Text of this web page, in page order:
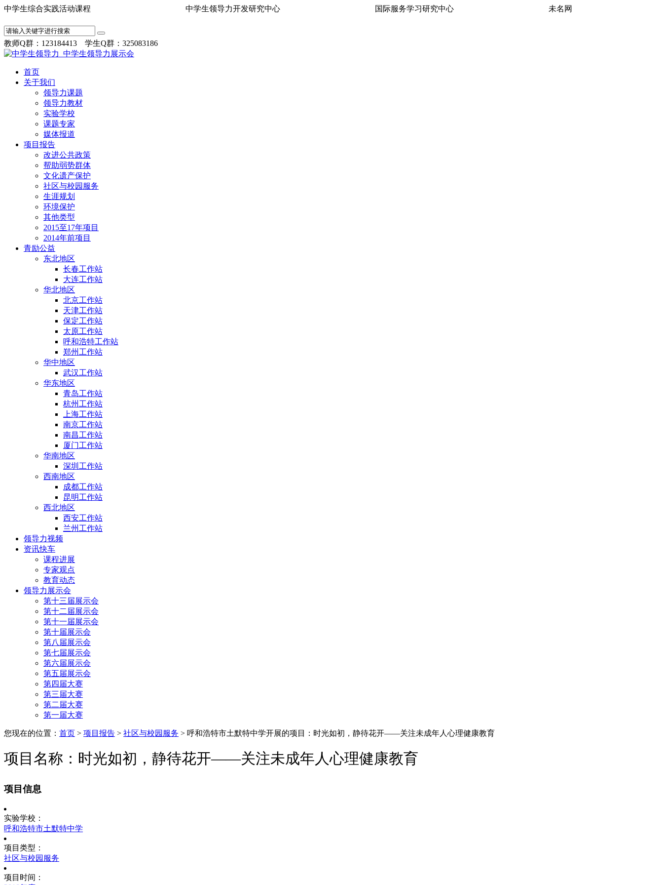
中学生综合实践活动课程 中学生领导力开发研究中心 国际服务学习研究中心 未名网
教师Q群：123184413 学生Q群：325083186
首页
关于我们
领导力课题
领导力教材
实验学校
课题专家
媒体报道
项目报告
改进公共政策
帮助弱势群体
文化遗产保护
社区与校园服务
生涯规划
环境保护
其他类型
2015至17年项目
2014年前项目
青励公益
东北地区
长春工作站
大连工作站
华北地区
北京工作站
天津工作站
保定工作站
太原工作站
呼和浩特工作站
郑州工作站
华中地区
武汉工作站
华东地区
青岛工作站
杭州工作站
上海工作站
南京工作站
南昌工作站
厦门工作站
华南地区
深圳工作站
西南地区
成都工作站
昆明工作站
西北地区
西安工作站
兰州工作站
领导力视频
资讯快车
课程进展
专家观点
教育动态
领导力展示会
第十三届展示会
第十二届展示会
第十一届展示会
第十届展示会
第八届展示会
第七届展示会
第六届展示会
第五届展示会
第四届大赛
第三届大赛
第二届大赛
第一届大赛
您现在的位置： 首页 > 项目报告 > 社区与校园服务 > 呼和浩特市土默特中学开展的项目：时光如初，静待花开——关注未成年人心理健康教育
项目名称：时光如初，静待花开——关注未成年人心理健康教育
项目信息
实验学校：
呼和浩特市土默特中学
项目类型：
社区与校园服务
项目时间：